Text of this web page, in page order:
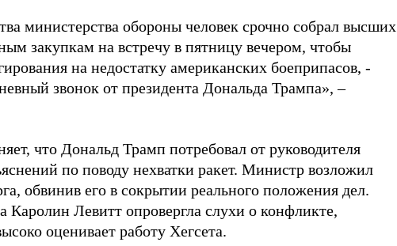
министерства обороны человек срочно собрал высших
закупкам на встречу в пятницу вечером, чтобы
на недостатку американских боеприпасов, -
звонок от президента Дональда Трампа», –
что Дональд Трамп потребовал от руководителя
по поводу нехватки ракет. Министр возложил
обвинив его в сокрытии реального положения дел.
Каролин Левитт опровергла слухи о конфликте,
оценивает работу Хегсета.